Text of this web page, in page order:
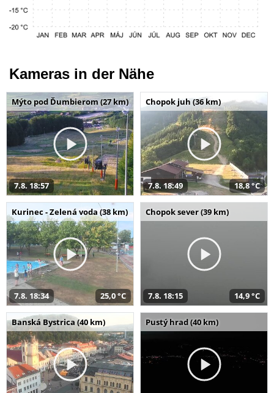
Kameras in der Nähe
Mýto pod Ďumbierom (27 km)
7.8. 18:57
Chopok juh (36 km)
7.8. 18:49 18,8 °C
Kurinec - Zelená voda (38 km)
7.8. 18:34 25,0 °C
Chopok sever (39 km)
7.8. 18:15 14,9 °C
Banská Bystrica (40 km) Pustý hrad (40 km)